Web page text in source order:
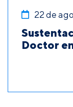
22 de
Doctor